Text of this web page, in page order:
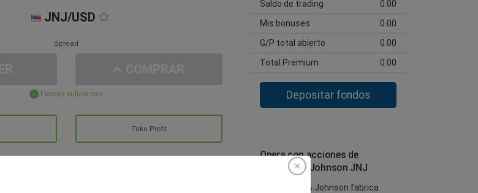
JNJ/USD
Spread
Fondos suficientes
Take Profit
Saldo de trading
0.00
Mis bonuses
0.00
G/P total abierto
0.00
Total Premium
0.00
Depositar fondos
Opera con acciones de
Johnson & Johnson JNJ
Johnson & Johnson fabrica